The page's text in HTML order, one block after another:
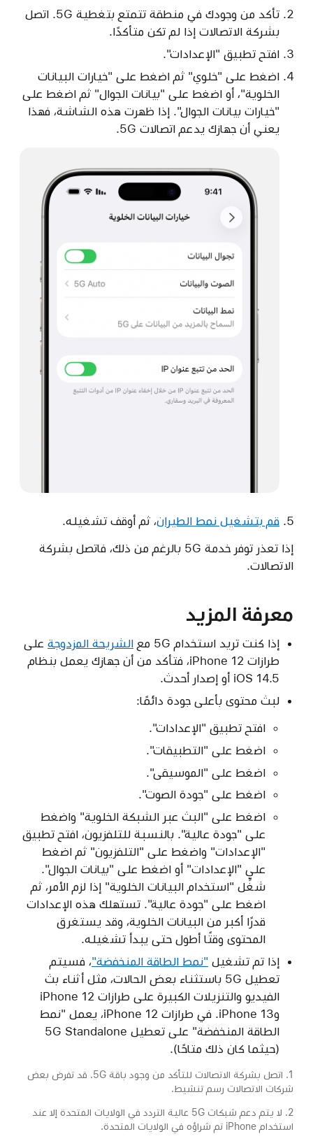
تأكد من وجودك في منطقة تتمتع بتغطية 5G. اتصل
بشركة الاتصالات إذا لم تكن متأكدًا.
افتح تطبيق "الإعدادات".
اضغط على "خلوي" ثم اضغط على "خيارات البيانات
الخلوية"، أو اضغط على "بيانات الجوال" ثم اضغط على
"خيارات بيانات الجوال". إذا ظهرت هذه الشاشة، فهذا
يعني أن جهازك يدعم اتصالات 5G.
قم بتشغيل نمط الطيران، ثم أوقف تشغيله.
إذا تعذر توفر خدمة 5G بالرغم من ذلك، فاتصل بشركة
الاتصالات.
معرفة المزيد
إذا كنت تريد استخدام 5G مع الشريحة المزدوجةعلى
طرازات iPhone 12، فتأكد من أن جهازك يعمل بنظام
iOS 14.5 أو إصدار أحدث.
لبث محتوى بأعلى جودة دائمًا:
افتح تطبيق "الإعدادات".
اضغط على "التطبيقات".
اضغط على "الموسيقى".
اضغط على "جودة الصوت".
اضغط على "البث عبر الشبكة الخلوية" واضغط
على "جودة عالية". بالنسبة للتلفزيون، افتح تطبيق
"الإعدادات" واضغط على "التلفزيون" ثم اضغط
على "الإعدادات" أو اضغط على "بيانات الجوال".
شغِّل "استخدام البيانات الخلوية" إذا لزم الأمر، ثم
اضغط على "جودة عالية". تستهلك هذه الإعدادات
قدرًا أكبر من البيانات الخلوية، وقد يستغرق
المحتوى وقتًا أطول حتى يبدأ تشغيله.
إذا تم تشغيل "نمط الطاقة المنخفضة"، فسيتم
تعطيل 5G باستثناء بعض الحالات، مثل أثناء بث
الفيديو والتنزيلات الكبيرة على طرازات iPhone 12
وiPhone 13. في طرازات iPhone 12، يعمل "نمط
الطاقة المنخفضة" على تعطيل 5G Standalone
(حيثما كان ذلك متاحًا).
1. اتصل بشركة الاتصالات للتأكد من وجود باقة 5G. قد تفرض بعض
شركات الاتصالات رسم تنشيط.
2. لا يتم دعم شبكات 5G عالية التردد في الولايات المتحدة إلا عند
استخدام iPhone تم شراؤه في الولايات المتحدة.